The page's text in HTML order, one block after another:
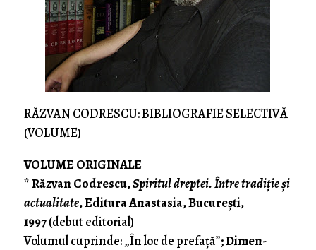
RĂZVAN CODRESCU: BIBLIOGRAFIE SELECTIVĂ
(VOLUME)
VOLUME ORIGINALE
*Răzvan Codrescu,Spiritul dreptei. Între tradiţie şi
actualitate, Editura Anastasia, Bucureşti,
1997(debut editorial)
Volumul cuprinde: „În loc de prefaţă”;Dimen­